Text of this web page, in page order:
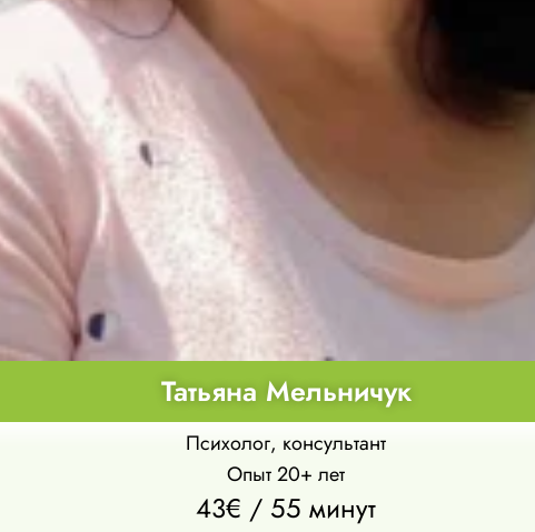
Татьяна Мельничук
Психолог, консультант
Опыт 20+ лет
43€ / 55 минут